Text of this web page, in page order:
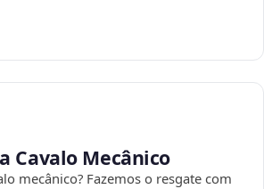
Cavalo Mecânico
mecânico? Fazemos o resgate com